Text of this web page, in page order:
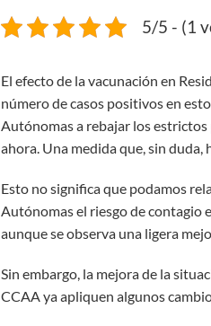
5/5 - (1
El efecto de la vacunación en
número de casos positivos en
Autónomas a rebajar los
ahora. Una medida que, sin
Esto no significa que podamos
Autónomas el riesgo de contagio
aunque se observa una ligera
Sin embargo, la mejora de la
CCAA ya apliquen algunos